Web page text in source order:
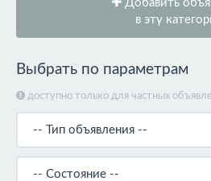
Добавить
в эту
Выбрать по параметрам
доступно только для частных